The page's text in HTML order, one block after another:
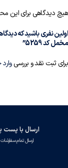
هیچ دیدگاهی برای این
اولین نفری باشید که
مخمل کد 5259”
برای ثبت نقد و بررسی
ارسال با پست
ارسال تمام